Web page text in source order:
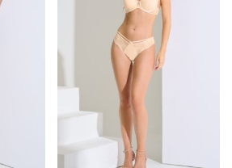
Izmerite prsni obseg. Šiviljski
položite čez hrbet v višini
izreza in čez prsi, v višini bradavic
vdolbine med prsmi. V razdelku 2.
boste prebrali, katera globina
ustreza vaši meri (A, B …) – iščite v
stolpcu, ki ste ga določili s